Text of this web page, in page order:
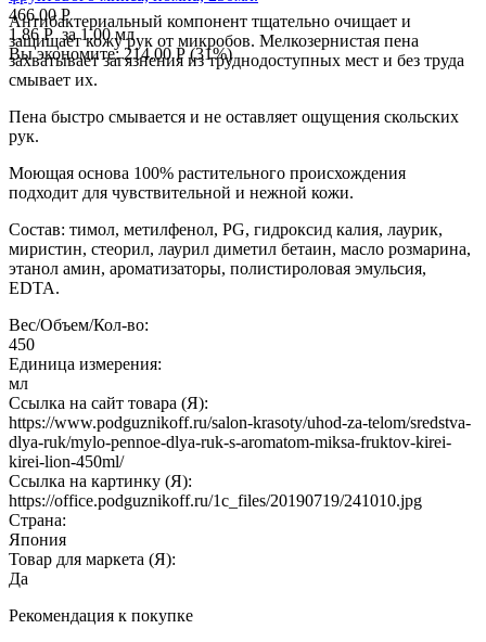
466.00 Р
1.86 Рза 1.00 мл
Вы экономите:214.00 Р(31%)
Антибактериальный компонент тщательно очищает и
защищает кожу рук от микробов. Мелкозернистая пена
захватывает загязнения из труднодоступных мест и без труда
смывает их.
Пена быстро смывается и не оставляет ощущения скольских
рук.
Моющая основа 100% растительного происхождения
подходит для чувствительной и нежной кожи.
Состав: тимол, метилфенол, PG, гидроксид калия, лаурик,
миристин, стеорил, лаурил диметил бетаин, масло розмарина,
этанол амин, ароматизаторы, полистироловая эмульсия,
EDTA.
Вес/Объем/Кол-во:
450
Единица измерения:
мл
Ссылка на сайт товара (Я):
https://www.podguznikoff.ru/salon-krasoty/uhod-za-telom/sredstva-
dlya-ruk/mylo-pennoe-dlya-ruk-s-aromatom-miksa-fruktov-kirei-
kirei-lion-450ml/
Ссылка на картинку (Я):
https://office.podguznikoff.ru/1c_files/20190719/241010.jpg
Страна:
Япония
Товар для маркета (Я):
Да
Рекомендация к покупке